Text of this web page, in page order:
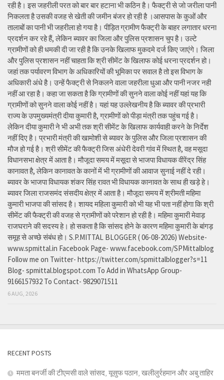
रही है। इस जहरीली परत को बार बार हटाना भी कठिन है। फैक्ट्री से जो जरीला पानी
निकलता है उसकी वजह से खेती की जमीन बंजर हो रही है ।आसपास के कुओं और
तालाबों का पानी भी जहरीला हो गया है। पीड़ित ग्रामीण फैक्ट्री के बाहर लगातार धरना
प्रदर्शन कर रहे हैं, लेकिन ब्यावर का जिला और पुलिस प्रशासन चुप है। उल्टे
ग्रामीणों को ही धमकी दी जा रही है कि उनके खिलाफ मुकदमे दर्ज किए जाएंगे। जिला
और पुलिस प्रशासन नहीं चाहता कि श्री सीमेंट के खिलाफ कोई धरना प्रदर्शन हो।
जहां तक पर्यावरण विभाग के अधिकारियों की भूमिका पर सवाल है तो इस विभाग के
अधिकारी अंधे है। उन्हें फैक्ट्री से निकलने वाला जहरीला धुआ और पानी नजर नही
नहीं आ रहा है। कहा जा सकता है कि ग्रामीणों की सुनने वाला कोई नहीं यहां यह कि
ग्रामीणों को सुनने वाला कोई नहीं है। यहां यह उल्लेखनीय है कि ब्यावर की प्रभारी
राज्य के उपमुख्यमंत्री दीया कुमारी है, ग्रामीणों को पीड़ा मंत्री तक पहुंच गई है।
लेकिन दीया कुमारी ने भी अभी तक श्री सीमेंट के खिलाफ कार्यवाही करने के निर्देश
नहीं दिए है। प्रभारी मंत्री की खामोशी से ब्यावर के पुलिस और जिला प्रशासन की
मौज हो गई है। श्री सीमेंट की फैक्ट्री जिस अंधेरी देवरी गांव में स्थित है, वह मसूदा
विधानसभा क्षेत्र में आता है। मौजूदा समय में मसूदा से भाजपा विधायक वीरेंद्र सिंह
कानावत है, लेकिन कानावत के कानों में भी ग्रामीणों की आवाज सुनाई नहीं दे रही।
ब्यावर के भाजपा विधायक शंकर सिंह रावत भी विधायक कानावत के साथ ही खड़े हे।
ब्यावर जिला राजसमंद संसदीय क्षेत्र में आता है। मौजूदा समय में श्रीमती महिमा
कुमारी भाजपा की सांसद है। शायद महिला कुमारी को भी यह भी पता नहीं होगा कि श्री
सीमेंट की फैक्ट्री की वजह से ग्रामीणों को परेशान हो रही है। महिमा कुमारी मेवाड़
राजघराने की सदस्य हे। हो सकता है कि सांसद होने के कारण महिमा कुमारी के बांगड़
समूह से अच्छे संबंध हो। S.P.MITTAL BLOGGER ( 06-08-2026) Website-
www.spmittal.in Facebook Page- www.facebook.com/SPMittalblog
Follow me on Twitter- https://twitter.com/spmittalblogger?s=11
Blog- spmittal.blogspot.com To Add in WhatsApp Group-
9166157932 To Contact- 9829071511
6 AUG, 2026
RECENT POSTS
ममता बनर्जी की टीएमसी वाले सांसद, यूसुफ पठान, खलीलुर्रहमान और अबु ताहिर